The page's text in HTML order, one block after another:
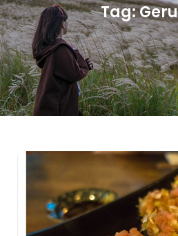
Tag: